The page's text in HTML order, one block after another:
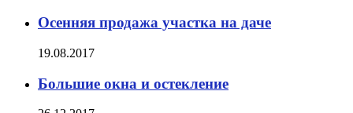
Осенняя продажа участка на даче
19.08.2017
Большие окна и остекление